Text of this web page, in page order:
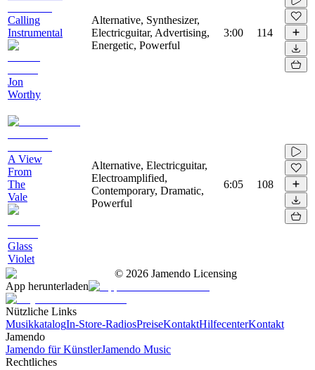
Calling
Instrumental
Jon
Worthy
Alternative, Synthesizer,
Electricguitar, Advertising,
Energetic, Powerful
3:00 114
A View
From
The
Vale
Glass
Violet
Alternative, Electricguitar,
Electroamplified,
Contemporary, Dramatic,
Powerful
6:05 108
© 2026 Jamendo Licensing
App herunterladen
Nützliche Links
MusikkatalogIn-Store-RadiosPreiseKontaktHilfecenterKontakt
Jamendo
Jamendo für KünstlerJamendo Music
Rechtliches